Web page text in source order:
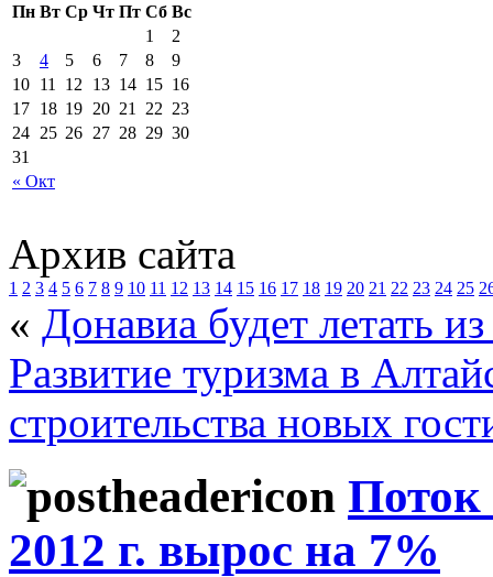
Пн Вт Ср Чт Пт Сб Вс
« Окт
1
2
3
4 5 6 7 8
9
10 11 12 13 14 15 16
17 18 19 20 21 22 23
24 25 26 27 28 29 30
31
Архив сайта
1 2 3 4 5 6 7 8 9 10 11 12 13 14 15 16 17 18 19 20 21 22 23 24 25
« Донавиа будет летать
Развитие туризма в
строительства новых
Поток
2012 г. вырос на 7%